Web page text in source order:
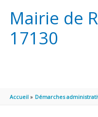
Mairie de
17130
Accueil Démarches